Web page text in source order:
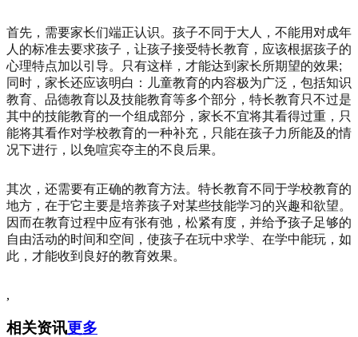
首先，需要家长们端正认识。孩子不同于大人，不能用对成年
人的标准去要求孩子，让孩子接受特长教育，应该根据孩子的
心理特点加以引导。只有这样，才能达到家长所期望的效果;
同时，家长还应该明白：儿童教育的内容极为广泛，包括知识
教育、品德教育以及技能教育等多个部分，特长教育只不过是
其中的技能教育的一个组成部分，家长不宜将其看得过重，只
能将其看作对学校教育的一种补充，只能在孩子力所能及的情
况下进行，以免喧宾夺主的不良后果。
其次，还需要有正确的教育方法。特长教育不同于学校教育的
地方，在于它主要是培养孩子对某些技能学习的兴趣和欲望。
因而在教育过程中应有张有弛，松紧有度，并给予孩子足够的
自由活动的时间和空间，使孩子在玩中求学、在学中能玩，如
此，才能收到良好的教育效果。
,
相关资讯更多